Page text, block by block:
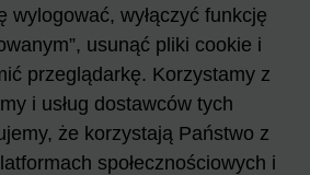
wylogować, wyłączyć funkcję
usunąć pliki cookie i
przeglądarkę. Korzystamy z
i usług dostawców tych
że korzystają Państwo z
społecznościowych i